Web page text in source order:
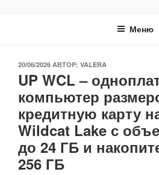
Меню
ОПУБЛИКОВАНО
20/06/2026 АВТОР: VALERA
UP WCL –
компьютер
кредитную карту
Wildcat Lake с
до 24 ГБ и
256 ГБ